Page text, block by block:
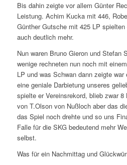
Bis dahin zeigte vor allem Günter
Leistung. Achim Kucka mit 446,
Günther Gutsche mit 425 LP
auch deutlich mehr.
Nun waren Bruno Gieron und Stefan
wenige rechneten nun noch mit
LP und was Schwan dann zeigte
eine geniale Darbietung unseres
spielte er Vereinsrekord, blieb zwar
von T.Olson von Nußloch aber das
das Spiel noch drehte und so uns
Falle für die SKG bedeutend mehr
selbst.
Was für ein Nachmittag und